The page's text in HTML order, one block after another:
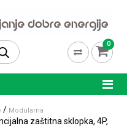
0
/ Modularna
zaštitna sklopka, 4P,